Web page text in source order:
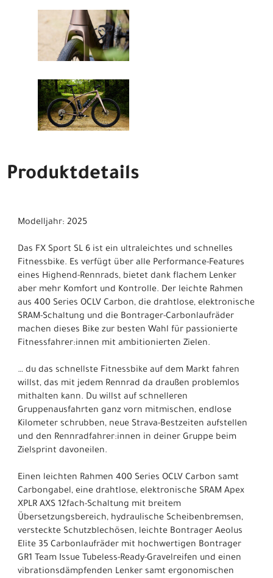
Produktdetails
Modelljahr: 2025
Das FX Sport SL 6 ist ein ultraleichtes und schnelles
Fitnessbike. Es verfügt über alle Performance-Features
eines Highend-Rennrads, bietet dank flachem Lenker
aber mehr Komfort und Kontrolle. Der leichte Rahmen
aus 400 Series OCLV Carbon, die drahtlose, elektronische
SRAM-Schaltung und die Bontrager-Carbonlaufräder
machen dieses Bike zur besten Wahl für passionierte
Fitnessfahrer:innen mit ambitionierten Zielen.
… du das schnellste Fitnessbike auf dem Markt fahren
willst, das mit jedem Rennrad da draußen problemlos
mithalten kann. Du willst auf schnelleren
Gruppenausfahrten ganz vorn mitmischen, endlose
Kilometer schrubben, neue Strava-Bestzeiten aufstellen
und den Rennradfahrer:innen in deiner Gruppe beim
Zielsprint davoneilen.
Einen leichten Rahmen 400 Series OCLV Carbon samt
Carbongabel, eine drahtlose, elektronische SRAM Apex
XPLR AXS 12fach-Schaltung mit breitem
Übersetzungsbereich, hydraulische Scheibenbremsen,
versteckte Schutzblechösen, leichte Bontrager Aeolus
Elite 35 Carbonlaufräder mit hochwertigen Bontrager
GR1 Team Issue Tubeless-Ready-Gravelreifen und einen
vibrationsdämpfenden Lenker samt ergonomischen